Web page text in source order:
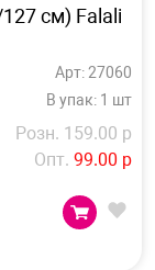
см) Falali
Арт: 27060
В упак: 1 шт
Розн. 159.00 р
Опт. 99.00 р